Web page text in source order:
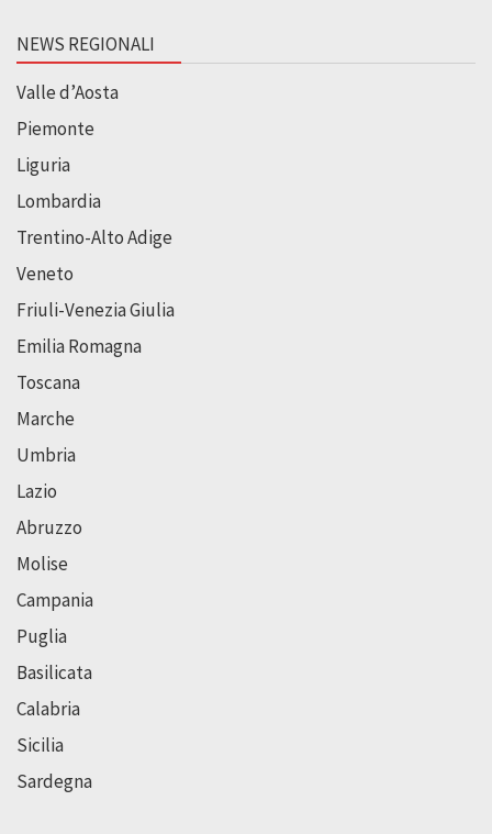
NEWS REGIONALI
Valle d’Aosta
Piemonte
Liguria
Lombardia
Trentino-Alto Adige
Veneto
Friuli-Venezia Giulia
Emilia Romagna
Toscana
Marche
Umbria
Lazio
Abruzzo
Molise
Campania
Puglia
Basilicata
Calabria
Sicilia
Sardegna